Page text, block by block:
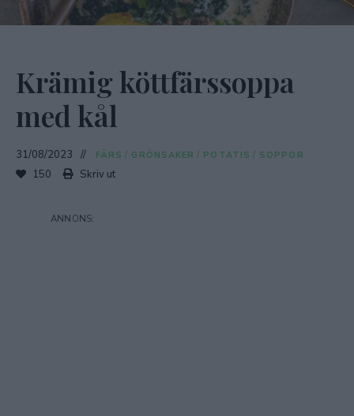
Krämig köttfärssoppa
med kål
31/08/2023 FÄRS / GRÖNSAKER / POTATIS / SOPPOR
150 Skriv ut